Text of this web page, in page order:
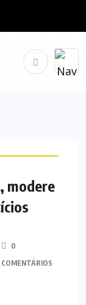
modere
0
COMENTÁRIOS